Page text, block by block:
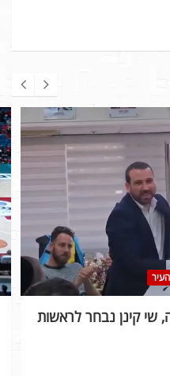
לאחר 30 שנה, שי קינן נבחר לראשות